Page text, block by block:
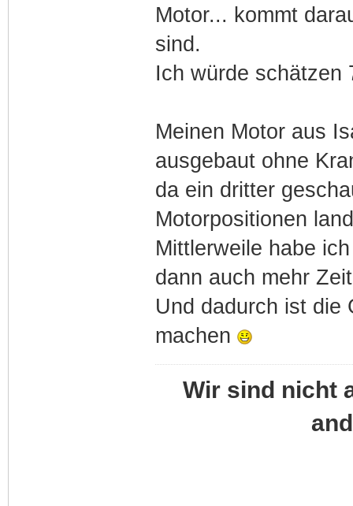
Motor... kommt
sind.
Ich würde schätzen
Meinen Motor aus
ausgebaut ohne
da ein dritter
Motorpositionen
Mittlerweile habe
dann auch mehr
Und dadurch ist die
machen
Wir sind nicht